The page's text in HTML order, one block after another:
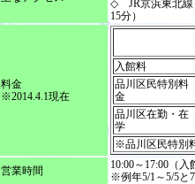
◇ JR京浜東北線
15分）
料金
※2014.4.1現在
入館料
品川区民特別料
金
品川区在勤・在
学
※品川区民特別
営業時間
10:00～17:00（入
※例年5/1～5/5と